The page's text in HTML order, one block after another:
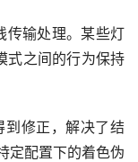
传输处理。某些灯
式之间的行为保持
到修正，解决了结
定配置下的着色伪